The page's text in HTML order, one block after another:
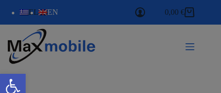
Ανοίξτε τη γραμμή εργαλείων
EL EN 0,00€